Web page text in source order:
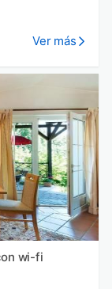
Ver más
wi-fi